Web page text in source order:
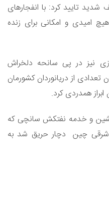
تایید کرد: با انفجارهای
امیدی و امکانی برای زنده
نیز در پی سانحه دلخراش
از دریانوردان کشورمان
ابراز همدردی کرد.
۳۲ سرنشین و خدمه نفتکش سانچی که
سواحل شرقی چین دچار حریق شد به